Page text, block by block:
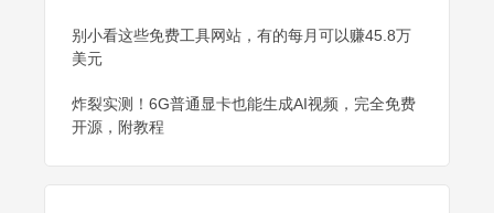
别小看这些免费工具网站，有的每月可以赚45.8万
美元
炸裂实测！6G普通显卡也能生成AI视频，完全免费
开源，附教程